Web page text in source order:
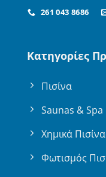
261 043 8686
Κατηγορίες
Πισίνα
Saunas & Spa
Χημικά
Φωτισμός